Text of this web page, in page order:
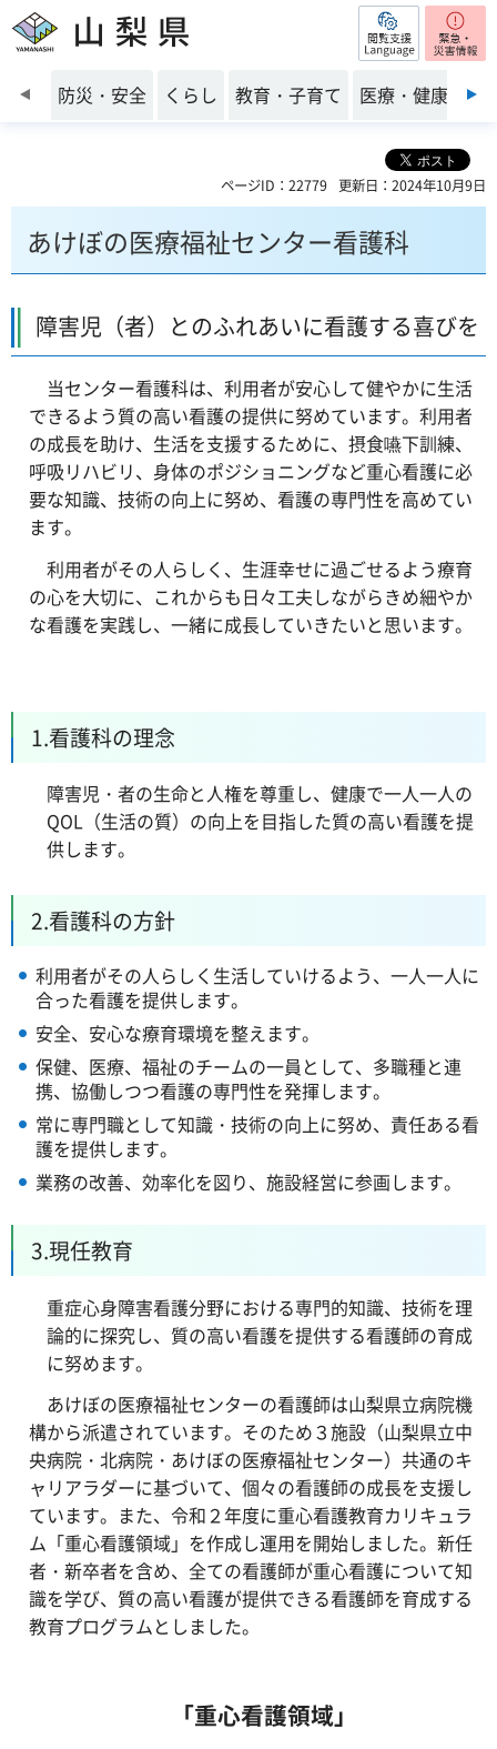
山梨県 閲覧支援
前のスライドを表示
防災・安全 くらし 教育・子育て 医療・健康・福
ページID：22779 更新日：2024年10月9日
あけぼの医療福祉センター看護科
障害児（者）とのふれあいに看護する喜びを
当センター看護科は、利用者が安心して健やかに生活
できるよう質の高い看護の提供に努めています。利用者
の成長を助け、生活を支援するために、摂食嚥下訓練、
呼吸リハビリ、身体のポジショニングなど重心看護に必
要な知識、技術の向上に努め、看護の専門性を高めてい
ます。
利用者がその人らしく、生涯幸せに過ごせるよう療育
の心を大切に、これからも日々工夫しながらきめ細やか
な看護を実践し、一緒に成長していきたいと思います。
1.看護科の理念
障害児・者の生命と人権を尊重し、健康で一人一人の
QOL（生活の質）の向上を目指した質の高い看護を提
供します。
2.看護科の方針
利用者がその人らしく生活していけるよう、一人一人に
合った看護を提供します。
安全、安心な療育環境を整えます。
保健、医療、福祉のチームの一員として、多職種と連
携、協働しつつ看護の専門性を発揮します。
常に専門職として知識・技術の向上に努め、責任ある看
護を提供します。
業務の改善、効率化を図り、施設経営に参画します。
3.現任教育
重症心身障害看護分野における専門的知識、技術を理
論的に探究し、質の高い看護を提供する看護師の育成
に努めます。
あけぼの医療福祉センターの看護師は山梨県立病院機
構から派遣されています。そのため３施設（山梨県立中
央病院・北病院・あけぼの医療福祉センター）共通のキ
ャリアラダーに基づいて、個々の看護師の成長を支援し
ています。また、令和２年度に重心看護教育カリキュラ
ム「重心看護領域」を作成し運用を開始しました。新任
者・新卒者を含め、全ての看護師が重心看護について知
識を学び、質の高い看護が提供できる看護師を育成する
教育プログラムとしました。
「重心看護領域」